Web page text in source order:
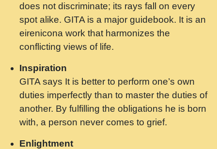
मन अशांत मंत्र जाप - गीता प्रेरणा -Swami
Gyananand Ji Maharaj.mp3
मन बध लय परम वल कगन Special Shyam
Saawariya.mp3
मर गनय न अपरध लडडल शर रध.... Shri
ravinandan shastri ji maharaj.mp3
मेरे मन हरी का ध्यान लगा - भजन भाव - 2018 -
Rishikesh - Swami Gyananand Ji
Maharaj.mp3
does not discriminate; its rays fall on every
spot alike. GITA is a major guidebook. It is an
eirenicona work that harmonizes the
conflicting views of life.
Inspiration
GITA says It is better to perform one’s own
duties imperfectly than to master the duties of
another. By fulfilling the obligations he is born
with, a person never comes to grief.
Enlightment